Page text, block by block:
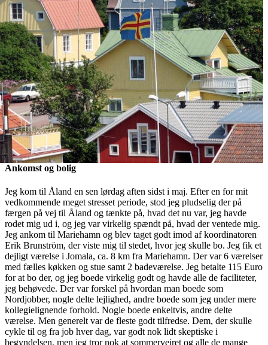
Ankomst og bolig
Jeg kom til Åland en sen lørdag aften sidst i maj. Efter en for mit
vedkommende meget stresset periode, stod jeg pludselig der på
færgen på vej til Åland og tænkte på, hvad det nu var, jeg havde
rodet mig ud i, og jeg var virkelig spændt på, hvad der ventede mig.
Jeg ankom til Mariehamn og blev taget godt imod af koordinatoren
Erik Brunström, der viste mig til stedet, hvor jeg skulle bo. Jeg fik et
dejligt værelse i Jomala, ca. 8 km fra Mariehamn. Der var 6 værelser
med fælles køkken og stue samt 2 badeværelse. Jeg betalte 115 Euro
for at bo der, og jeg boede virkelig godt og havde alle de faciliteter,
jeg behøvede. Der var forskel på hvordan man boede som
Nordjobber, nogle delte lejlighed, andre boede som jeg under mere
kollegielignende forhold. Nogle boede enkeltvis, andre delte
værelse. Men generelt var de fleste godt tilfredse. Dem, der skulle
cykle til og fra job hver dag, var godt nok lidt skeptiske i
begyndelsen, men jeg tror nok at sommervejret og alle de mange